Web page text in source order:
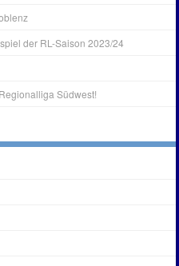
der RL-Saison 2023/24
Südwest!